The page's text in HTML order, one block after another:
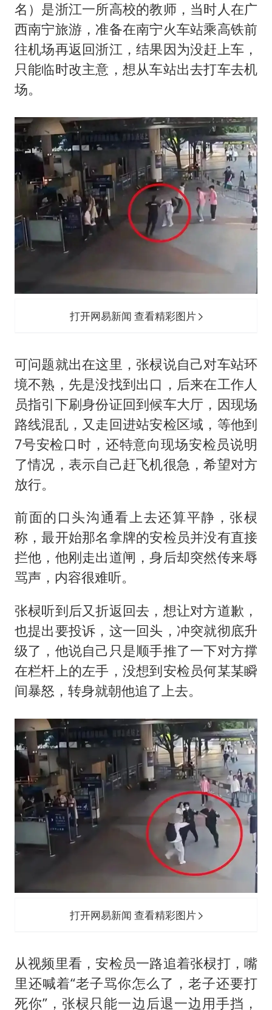
名）是浙江一所高校的教师，当时人在广
西南宁旅游，准备在南宁火车站乘高铁前
往机场再返回浙江，结果因为没赶上车，
只能临时改主意，想从车站出去打车去机
场。
打开网易新闻 查看精彩图片
可问题就出在这里，张棂说自己对车站环
境不熟，先是没找到出口，后来在工作人
员指引下刷身份证回到候车大厅，因现场
路线混乱，又走回进站安检区域，等他到
7号安检口时，还特意向现场安检员说明
了情况，表示自己赶飞机很急，希望对方
放行。
前面的口头沟通看上去还算平静，张棂
称，最开始那名拿牌的安检员并没有直接
拦他，他刚走出道闸，身后却突然传来辱
骂声，内容很难听。
张棂听到后又折返回去，想让对方道歉，
也提出要投诉，这一回头，冲突就彻底升
级了，他说自己只是顺手推了一下对方撑
在栏杆上的左手，没想到安检员何某某瞬
间暴怒，转身就朝他追了上去。
打开网易新闻 查看精彩图片
从视频里看，安检员一路追着张棂打，嘴
里还喊着“老子骂你怎么了，老子还要打
死你”，张棂只能一边后退一边用手挡，